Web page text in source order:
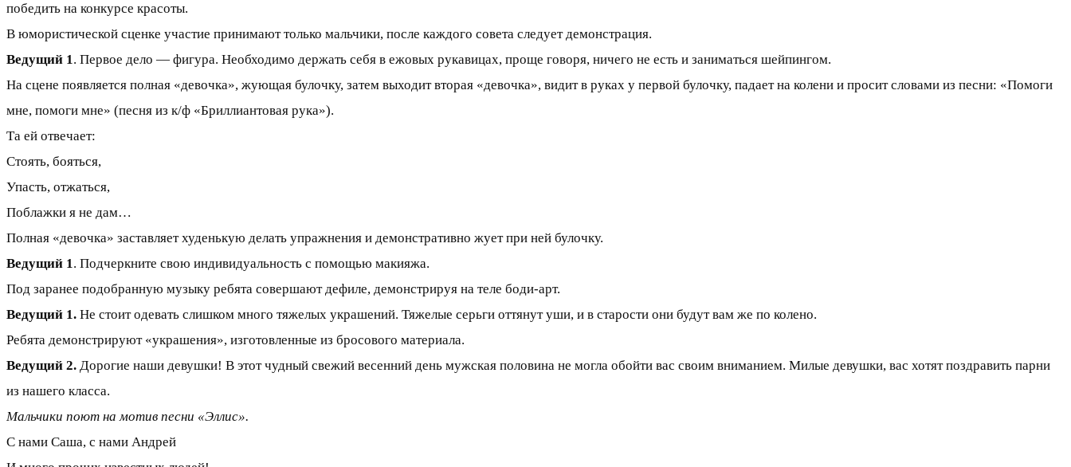
победить на конкурсе красоты.
В юмористической сценке участие принимают только мальчики, после каждого совета следует демонстрация.
Ведущий 1. Первое дело — фигура. Необходимо держать себя в ежовых рукавицах, проще говоря, ничего не есть и заниматься шейпингом.
На сцене появляется полная «девочка», жующая булочку, затем выходит вторая «девочка», видит в руках у первой булочку, падает на колени и просит словами из песни: «Помоги
мне, помоги мне» (песня из к/ф «Бриллиантовая рука»).
Та ей отвечает:
Стоять, бояться,
Упасть, отжаться,
Поблажки я не дам…
Полная «девочка» заставляет худенькую делать упражнения и демонстративно жует при ней булочку.
Ведущий 1. Подчеркните свою индивидуальность с помощью макияжа.
Под заранее подобранную музыку ребята совершают дефиле, демонстрируя на теле боди-арт.
Ведущий 1. Не стоит одевать слишком много тяжелых украшений. Тяжелые серьги оттянут уши, и в старости они будут вам же по колено.
Ребята демонстрируют «украшения», изготовленные из бросового материала.
Ведущий 2. Дорогие наши девушки! В этот чудный свежий весенний день мужская половина не могла обойти вас своим вниманием. Милые девушки, вас хотят поздравить парни
из нашего класса.
Мальчики поют на мотив песни «Эллис».
С нами Саша, с нами Андрей